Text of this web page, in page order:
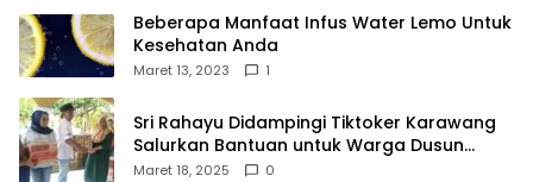
Beberapa Manfaat Infus Water Lemo Untuk
Kesehatan Anda
Maret 13, 2023 1
Sri Rahayu Didampingi Tiktoker Karawang
Salurkan Bantuan untuk Warga Dusun
Kampek Desa Karangligar
Maret 18, 2025 0